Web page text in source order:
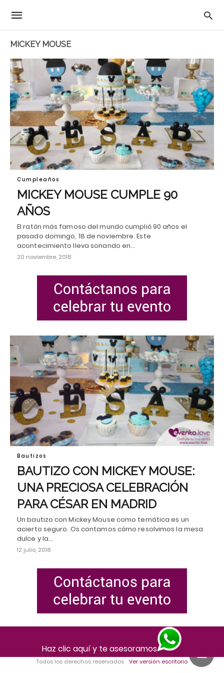
MICKEY MOUSE
Cumpleaños
MICKEY MOUSE CUMPLE 90
AÑOS
El ratón más famoso del mundo cumplió 90 años el
pasado domingo, 18 de noviembre. Este
acontecimiento lleva sonando en…
20 noviembre, 2018
Bautizos
BAUTIZO CON MICKEY MOUSE:
UNA PRECIOSA CELEBRACIÓN
PARA CÉSAR EN MADRID
Un bautizo con Mickey Mouse como temática es un
acierto seguro. Os contamos cómo resolvimos la mesa
dulce y la…
12 julio, 2018
Todos los derechos reservados Ver versión escritorio
Haz clic aquí y te asesoramos